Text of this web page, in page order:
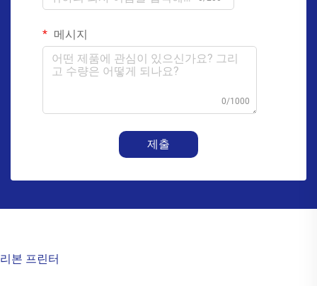
메시지
0/1000
제출
리본 프린터